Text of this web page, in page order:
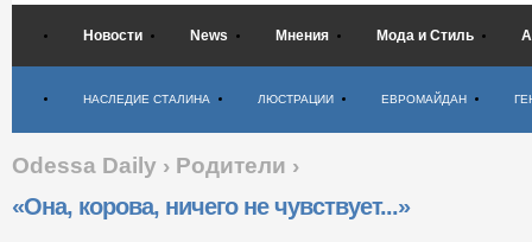
Новости News Мнения Мода и Стиль
НАСЛЕДИЕ СТАЛИНА ЛЮСТРАЦИИ ЕВРОМАЙДАН
Odessa Daily › Родители ›
«Она, корова, ничего не чувствует...»